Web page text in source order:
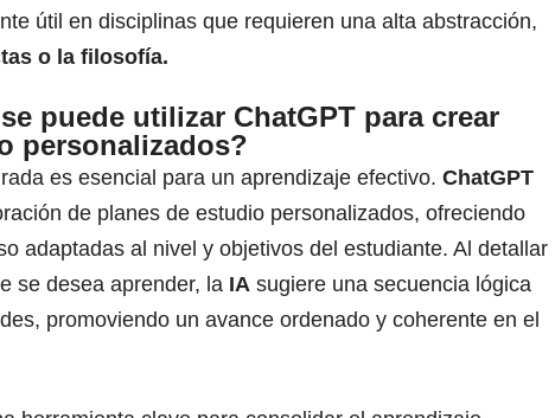
útil en disciplinas que requieren una alta abstracción,
o la filosofía.
puede utilizar ChatGPT para crear
personalizados?
es esencial para un aprendizaje efectivo. ChatGPT
de planes de estudio personalizados, ofreciendo
adaptadas al nivel y objetivos del estudiante. Al detallar
se desea aprender, la IA sugiere una secuencia lógica
promoviendo un avance ordenado y coherente en el